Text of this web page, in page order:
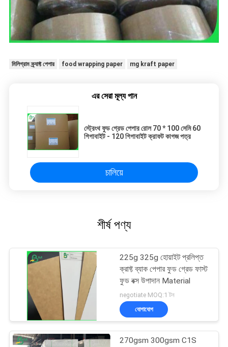
মিলিগ্রাম ক্র্যাফ্ট পেপার food wrapping paper mg kraft paper
এর সেরা মূল্য পান
স্ট্রেংথ ফুড গ্রেড পেপার রোল 70 * 100 সেমি 60
গিগাবাইট - 120 গিগাবাইট ক্রাফট কাগজ পত্র
চালিয়ে
শীর্ষ পণ্য
225g 325g হোয়াইট প্রলিপ্ত
ক্রাফ্ট ব্যাক পেপার ফুড গ্রেড ফাস্ট
ফুড বক্স উপাদান Material
negotiate MOQ:1 টন
যোগাযোগ
270gsm 300gsm C1S